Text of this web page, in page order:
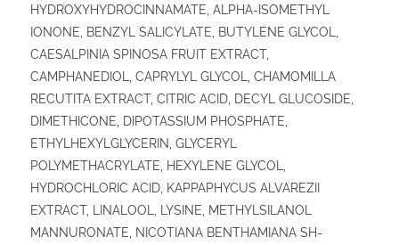
HYDROXYHYDROCINNAMATE, ALPHA-ISOMETHYL
IONONE, BENZYL SALICYLATE, BUTYLENE GLYCOL,
CAESALPINIA SPINOSA FRUIT EXTRACT,
CAMPHANEDIOL, CAPRYLYL GLYCOL, CHAMOMILLA
RECUTITA EXTRACT, CITRIC ACID, DECYL GLUCOSIDE,
DIMETHICONE, DIPOTASSIUM PHOSPHATE,
ETHYLHEXYLGLYCERIN, GLYCERYL
POLYMETHACRYLATE, HEXYLENE GLYCOL,
HYDROCHLORIC ACID, KAPPAPHYCUS ALVAREZII
EXTRACT, LINALOOL, LYSINE, METHYLSILANOL
MANNURONATE, NICOTIANA BENTHAMIANA SH-